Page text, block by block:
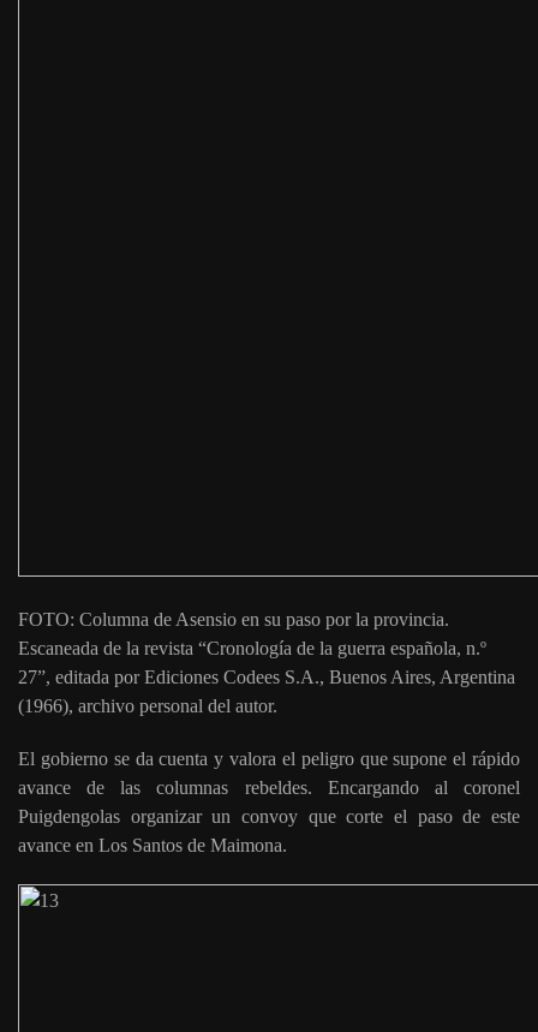
FOTO: Columna de Asensio en su paso por la provincia.
Escaneada de la revista “Cronología de la guerra española, n.º
27”, editada por Ediciones Codees S.A., Buenos Aires, Argentina
(1966), archivo personal del autor.
El gobierno se da cuenta y valora el peligro que supone el rápido
avance de las columnas rebeldes. Encargando al coronel
Puigdengolas organizar un convoy que corte el paso de este
avance en Los Santos de Maimona.